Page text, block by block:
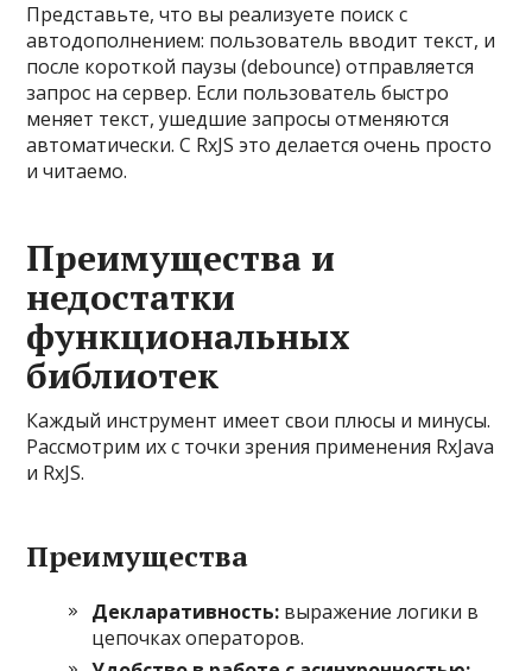
Представьте, что вы реализуете поиск с
автодополнением: пользователь вводит текст, и
после короткой паузы (debounce) отправляется
запрос на сервер. Если пользователь быстро
меняет текст, ушедшие запросы отменяются
автоматически. С RxJS это делается очень просто
и читаемо.
Преимущества и
недостатки
функциональных
библиотек
Каждый инструмент имеет свои плюсы и минусы.
Рассмотрим их с точки зрения применения RxJava
и RxJS.
Преимущества
Декларативность: выражение логики в
цепочках операторов.